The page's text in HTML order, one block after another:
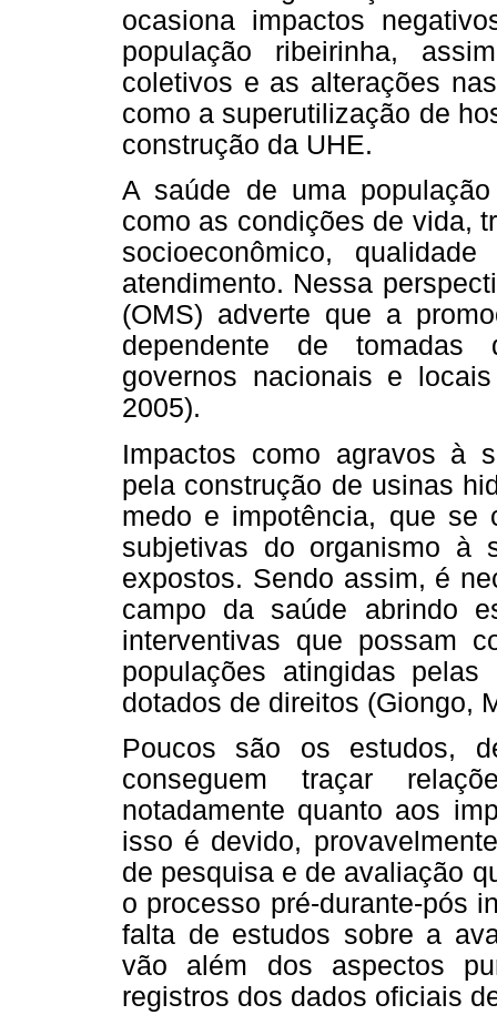
ocasiona impactos
população ribeirinha,
coletivos e as alterações
como a superutilização de
construção da UHE.
A saúde de uma
como as condições de vida,
socioeconômico,
atendimento. Nessa
(OMS) adverte que a
dependente de tomadas
governos nacionais e
2005).
Impactos como agravos à
pela construção de usinas
medo e impotência, que se
subjetivas do organismo à
expostos. Sendo assim, é
campo da saúde abrindo
interventivas que possam
populações atingidas
dotados de direitos (Giongo,
Poucos são os estudos,
conseguem traçar
notadamente quanto aos
isso é devido,
de pesquisa e de avaliação
o processo pré-durante-pós
falta de estudos sobre a
vão além dos aspectos
registros dos dados oficiais